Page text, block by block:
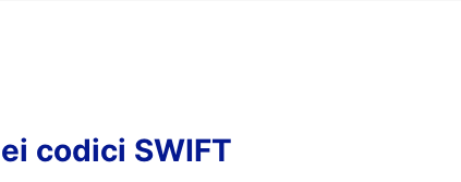
codici SWIFT